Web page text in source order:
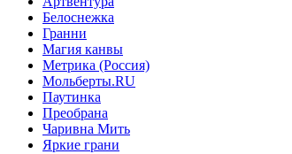
Белоснежка
Гранни
Магия канвы
Метрика (Россия)
Мольберты.RU
Паутинка
Преобрана
Чаривна Мить
Яркие грани